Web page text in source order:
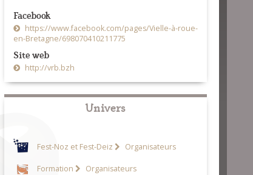
Facebook
https://www.facebook.com/pages/Vielle-à-roue-
en-Bretagne/698070410211775
Site web
http://vrb.bzh
Univers
Fest-Noz et Fest-Deiz Organisateurs
Formation Organisateurs